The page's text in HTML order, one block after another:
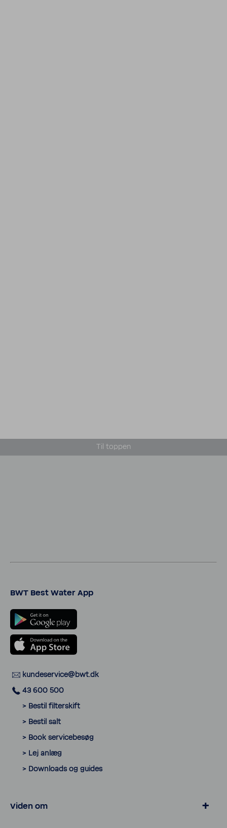
Til toppen
BWT Best Water App
kunde­ser­vice@bwt.dk
43 600 500
> Bestil filter­skift
> Bestil salt
> Book servi­ce­besøg
> Lej anlæg
> Down­loads og guides
Viden om